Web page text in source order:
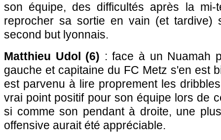
son équipe, des difficultés après la mi-
reprocher sa sortie en vain (et tardive)
second but lyonnais.
Matthieu Udol (6) : face à un Nuamah
gauche et capitaine du FC Metz s'en est
est parvenu à lire proprement les
vrai point positif pour son équipe lors de
si comme son pendant à droite, une
offensive aurait été appréciable.